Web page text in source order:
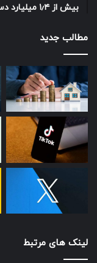
بیش از ۱٫۴ میلیارد دستگاه از ویندوز ۱۰ و ویندوز ۱۱ استفاده می‌کنند
مطالب جدید
لینک های مرتبط